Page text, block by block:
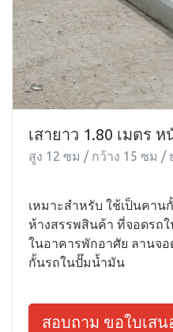
เสายาว 1.80 เมตร
สูง 12 ซม / กว้าง 15 ซม /
เหมาะสำหรับ ใช้เป็นคาน
ห้างสรรพสินค้า ที่จอดรถ
ในอาคารพักอาศัย ลานจ
กั้นรถในปั๊มน้ำมัน
สอบถาม ขอใบเสน